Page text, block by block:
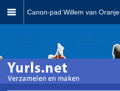
Canon-pad Willem van Oranje